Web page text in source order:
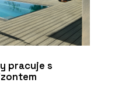
pracuje s